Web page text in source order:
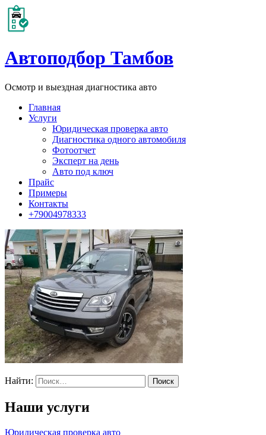
Автоподбор Тамбов
Осмотр и выездная диагностика авто
Главная
Услуги
Юридическая проверка авто
Диагностика одного автомобиля
Фотоотчет
Эксперт на день
Авто под ключ
Прайс
Примеры
Контакты
+79004978333
Найти:
Наши услуги
Юридическая проверка авто